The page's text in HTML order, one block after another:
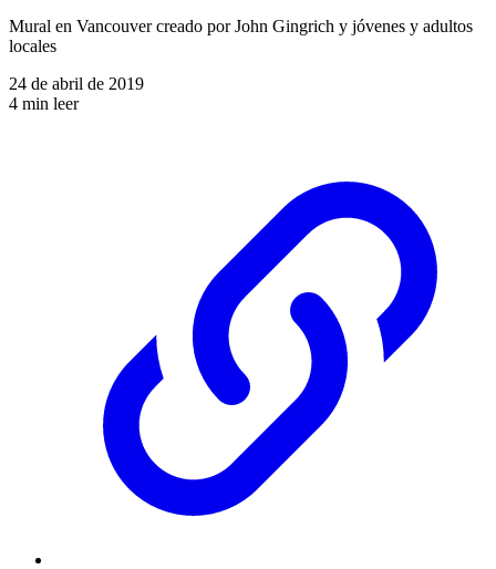
Mural en Vancouver creado por John Gingrich y jóvenes y adultos
locales
24 de abril de 2019
4 min leer